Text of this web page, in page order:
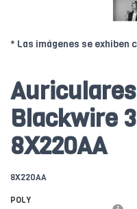
* Las imágenes se
Blackwire
8X220AA
8X220AA
POLY